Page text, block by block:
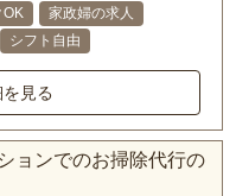
OK
家政婦の求人
シフト自由
見る
ョンでのお掃除代行の